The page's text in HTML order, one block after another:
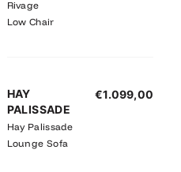
Rivage
Low Chair
HAY
PALISSADE
Hay Palissade
Lounge Sofa
€1.099,00